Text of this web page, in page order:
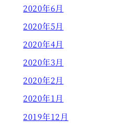
2020年6月
2020年5月
2020年4月
2020年3月
2020年2月
2020年1月
2019年12月